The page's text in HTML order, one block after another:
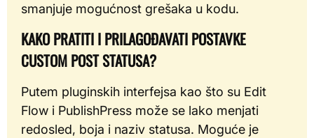
smanjuje mogućnost grešaka u kodu.
KAKO PRATITI I PRILAGOĐAVATI POSTAVKE
CUSTOM POST STATUSA?
Putem pluginskih interfejsa kao što su Edit
Flow i PublishPress može se lako menjati
redosled, boja i naziv statusa. Moguće je